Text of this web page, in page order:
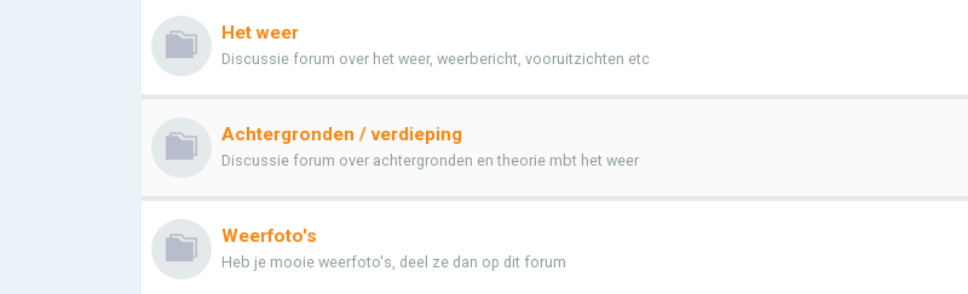
Het weer
Discussie forum over het weer, weerbericht, vooruitzichten etc
Achtergronden / verdieping
Discussie forum over achtergronden en theorie mbt het weer
Weerfoto's
Heb je mooie weerfoto's, deel ze dan op dit forum